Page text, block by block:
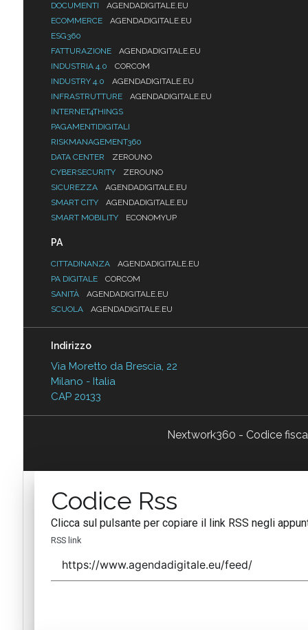
DOCUMENTI
AGENDADIGITALE.EU
ECOMMERCE
AGENDADIGITALE.EU
ESG360
FATTURAZIONE
AGENDADIGITALE.EU
INDUSTRIA 4.0
CORCOM
INDUSTRY 4.0
AGENDADIGITALE.EU
INFRASTRUTTURE
AGENDADIGITALE.EU
INTERNET4THINGS
PAGAMENTIDIGITALI
RISKMANAGEMENT360
DATA CENTER
ZEROUNO
CYBERSECURITY
ZEROUNO
SICUREZZA
AGENDADIGITALE.EU
SMART CITY
AGENDADIGITALE.EU
SMART MOBILITY
ECONOMYUP
PA
CITTADINANZA
AGENDADIGITALE.EU
PA DIGITALE
CORCOM
SANITÀ
AGENDADIGITALE.EU
SCUOLA
AGENDADIGITALE.EU
Indirizzo
Via Moretto da Brescia, 22
Milano - Italia
CAP 20133
Nextwork360 - Codice
Codice Rss
Clicca sul pulsante per copiare il link RSS negli
RSS link